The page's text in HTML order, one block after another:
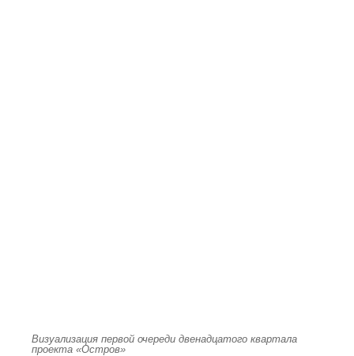
Визуализация первой очереди двенадцатого квартала
проекта «Остров»